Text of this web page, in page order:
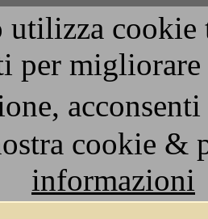
utilizza
per
cookie &
informazioni